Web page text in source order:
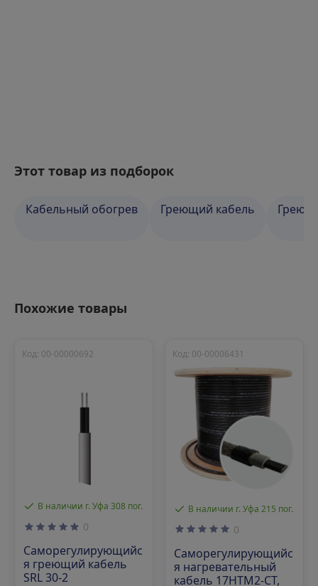
Этот товар из подборок
Кабельный обогрев Греющий кабель
Похожие товары
В наличии г. Уфа 308 пог.
Код: 00-00000692
0
Саморегулирующийс
я греющий кабель
SRL 30-2
В наличии г. Уфа 215 пог.
Код: 00-00006431
0
Саморегулирующийс
я нагревательный
кабель 17HTM2-CT,